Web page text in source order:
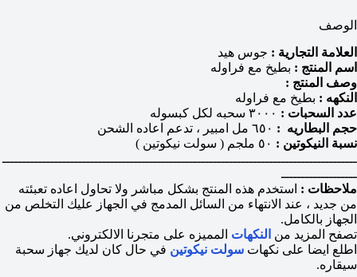
الوصف
العلامة التجارية : جوس هيد
اسم المنتج : بطيخ مع فراوله
وصف المنتج :
النكهه : بطيخ مع فراوله
عدد السحبات :
حجم البطاريه :
نسبة النيكوتين :
ـــــــــــــــــــــــــــــــــــــــــــــــــــــــــــــــــــــــــــــــــــــــــ
ـــــــــــــــــــ
ملاحظات : استخدم هذه المنتج بشكل مباشر ولا تحاول اعاده تعبئته
من جديد ، عند الانتهاء من السائل المدمج في الجهاز عليك التخلص من
الجهاز بالكامل.
تصفح المزيد من النكهات المميزه على متجرنا الالكتروني.
اطلع ايضا على نكهات سولت نيكوتين في حال كان لديك جهاز سحبة
سيقاره.